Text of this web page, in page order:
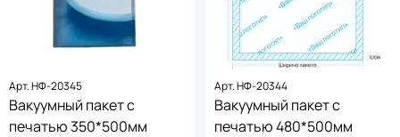
Арт.НФ-20345
Вакуумный пакет с
печатью 350*500мм
Арт.НФ-20344
Вакуумный пакет с
печатью 480*500мм